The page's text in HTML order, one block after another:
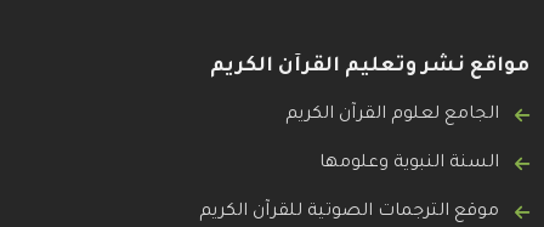
مواقع نشر وتعليم القرآن الكريم
الجامع لعلوم القرآن الكريم
السنة النبوية وعلومها
موقع الترجمات الصوتية للقرآن الكريم